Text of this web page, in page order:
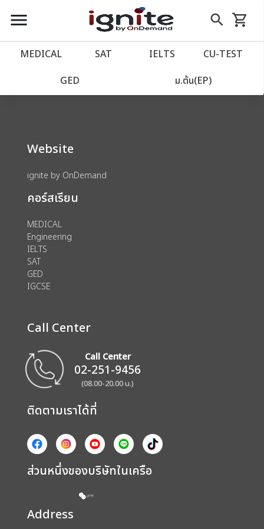
close
account_balance หน้าแรก
เว็บไซต์อิกไนท์
import_contacts วางแผนการเรียน
account_circle เข้าสู่ระบบ
assignment ลงทะเบียน
menu search
Skip
to
shopping_cart
รถเข็น
MEDICAL SAT IELTS CU‑TEST
GED ม.ต้น(EP)
We could not find anything for 80002040
Website
ignite by OnDemand
คอร์สเรียน
MEDICAL
Engineering
IELTS
SAT
GED
IGCSE
Call Center
Call Center
02-251-9456
(08.00-20.00 น.)
ติดตามเราได้ที่
ส่วนหนึ่งของบริษัทในเครือ
Address